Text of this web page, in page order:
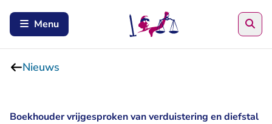
Menu
Nieuws
Boekhouder vrijgesproken van verduistering en diefstal